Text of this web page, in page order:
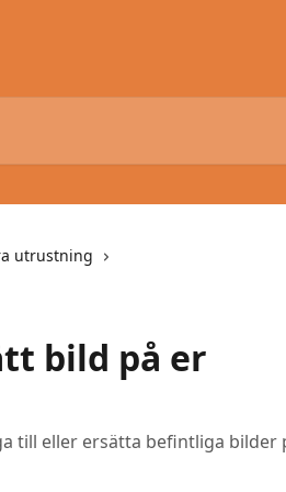
utrustning
bild på er
till eller ersätta befintliga bilder